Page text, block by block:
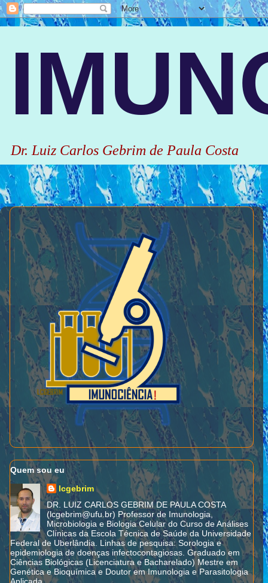
Dr. Luiz Carlos Gebrim de Paula Costa
Quem sou eu
lcgebrim
DR. LUIZ CARLOS GEBRIM DE PAULA COSTA
(lcgebrim@ufu.br) Professor de Imunologia,
Microbiologia e Biologia Celular do Curso de Análises
Clínicas da Escola Técnica de Saúde da Universidade
Federal de Uberlândia. Linhas de pesquisa: Sorologia e
epidemiologia de doenças infectocontagiosas. Graduado em
Ciências Biológicas (Licenciatura e Bacharelado) Mestre em
Genética e Bioquímica e Doutor em Imunologia e Parasitologia